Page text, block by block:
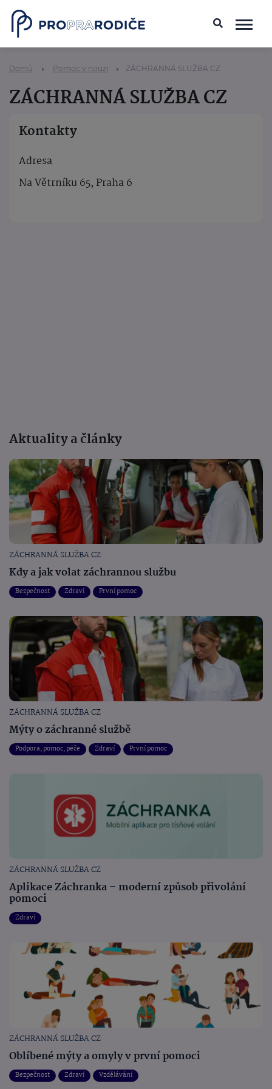
Domů Pomoc v nouzi ZÁCHRANNÁ SLUŽBA CZ
ZÁCHRANNÁ SLUŽBA CZ
Kontakty
Adresa
Na Větrníku 65, Praha 6
Aktuality a články
ZÁCHRANNÁ SLUŽBA CZ
Kdy a jak volat záchrannou službu
Bezpečnost Zdraví První pomoc
ZÁCHRANNÁ SLUŽBA CZ
Mýty o záchranné službě
Podpora, pomoc, péče Zdraví První pomoc
ZÁCHRANNÁ SLUŽBA CZ
Aplikace Záchranka – moderní způsob přivolání
pomoci
Zdraví
ZÁCHRANNÁ SLUŽBA CZ
Oblíbené mýty a omyly v první pomoci
Bezpečnost Zdraví Vzdělávání